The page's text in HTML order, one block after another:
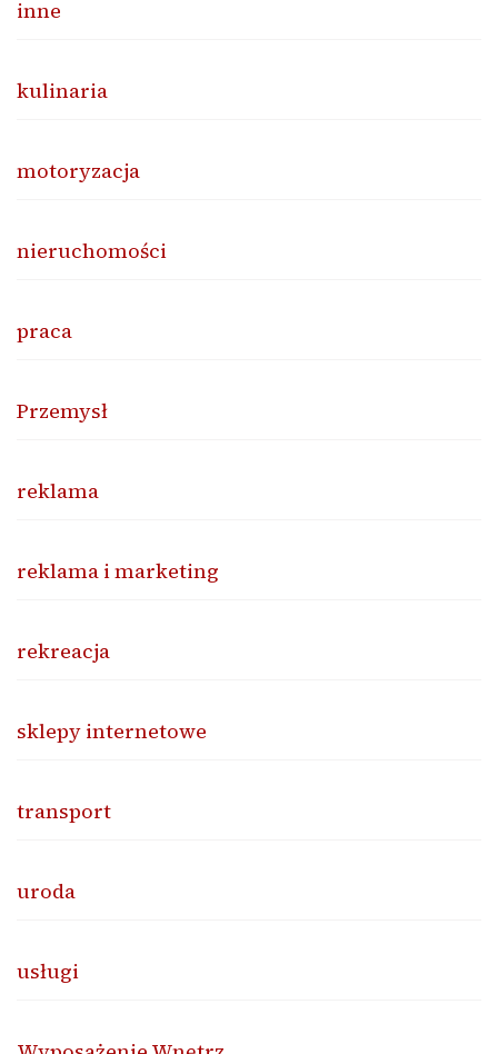
inne
kulinaria
motoryzacja
nieruchomości
praca
Przemysł
reklama
reklama i marketing
rekreacja
sklepy internetowe
transport
uroda
usługi